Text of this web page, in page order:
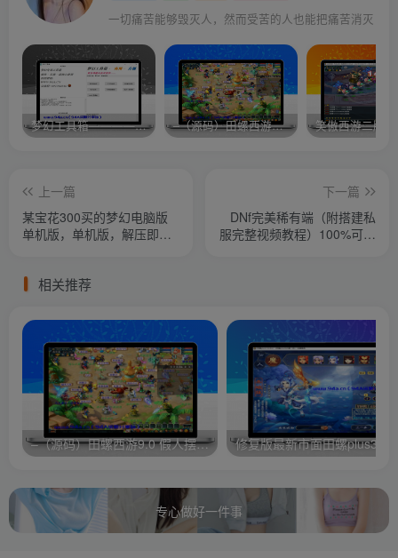
一切痛苦能够毁灭人，然而受苦的人也能把痛苦消灭
梦幻工具箱————-免费 –（源码）田螺西游9.0 假人摆摊18门派飞升渡劫化圣助战最新BB谛听…. 笑傲西游二版-
上一篇
某宝花300买的梦幻电脑版
单机版，单机版，解压即可
下一篇
DNf完美稀有端（附搭建私
服完整视频教程）100%可搭
相关推荐
–（源码）田螺西游9.0 假人摆摊18门派飞升渡劫化圣助战最新BB谛听….
专心做好一件事